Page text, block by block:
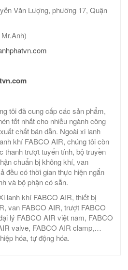
Văn Lượng, phường 17, Quận
tôi đã cung cấp các sản phẩm,
tốt nhất cho nhiều ngành công
chất bán dẫn. Ngoài xi lanh
khí FABCO AIR, chúng tôi còn
thanh trượt tuyến tính, bộ truyền
chuẩn bị không khí, van
đều có thời gian thực hiện ngắn
và bộ phận có sẵn.
lanh khí FABCO AIR, thiết bị
van FABCO AIR, trượt FABCO
lý FABCO AIR việt nam, FABCO
valve, FABCO AIR clamp,…
hóa, tự động hóa.